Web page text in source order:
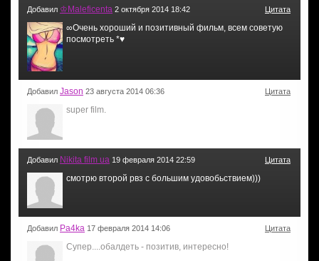
Добавил ♔Maleficenta 2 октября 2014 18:42 Цитата
∞Очень хороший и позитивный фильм, всем советую
посмотреть *♥
Добавил Jason 23 августа 2014 06:36 Цитата
super film.
Добавил Nikita film ua 19 февраля 2014 22:59 Цитата
смотрю второй рвз с большим удовобьствием)))
Добавил Pa4ka 17 февраля 2014 14:06 Цитата
Супер....обалдеть - позитив, интересно!